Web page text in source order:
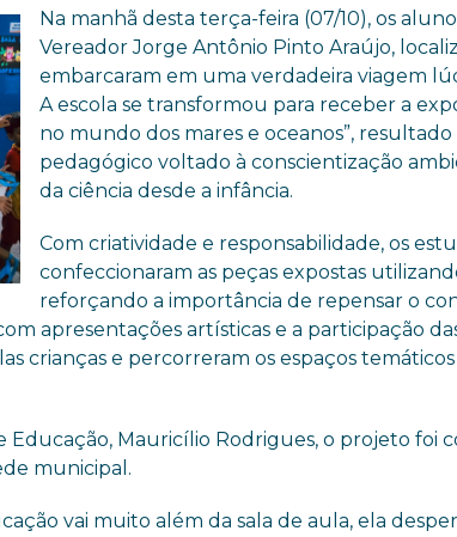
Na manhã desta terça-feira (07/10), os
Vereador Jorge Antônio Pinto Araújo,
embarcaram em uma verdadeira viagem
A escola se transformou para receber a
no mundo dos mares e oceanos”,
pedagógico voltado à conscientização
da ciência desde a infância.
Com criatividade e responsabilidade, os
confeccionaram as peças expostas
reforçando a importância de repensar o
apresentações artísticas e a participação
crianças e percorreram os espaços
Educação, Mauricílio Rodrigues, o projeto foi
municipal.
vai muito além da sala de aula, ela